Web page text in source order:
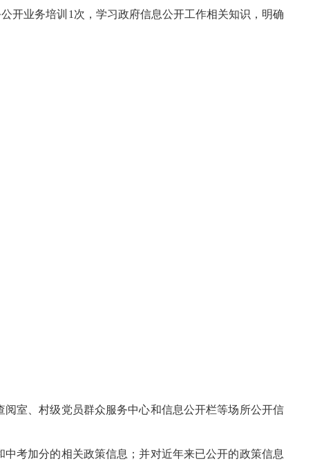
业务培训1次，学习政府信息公开工作相关知识，明确
室、村级党员群众服务中心和信息公开栏等场所公开信
考加分的相关政策信息；并对近年来已公开的政策信息